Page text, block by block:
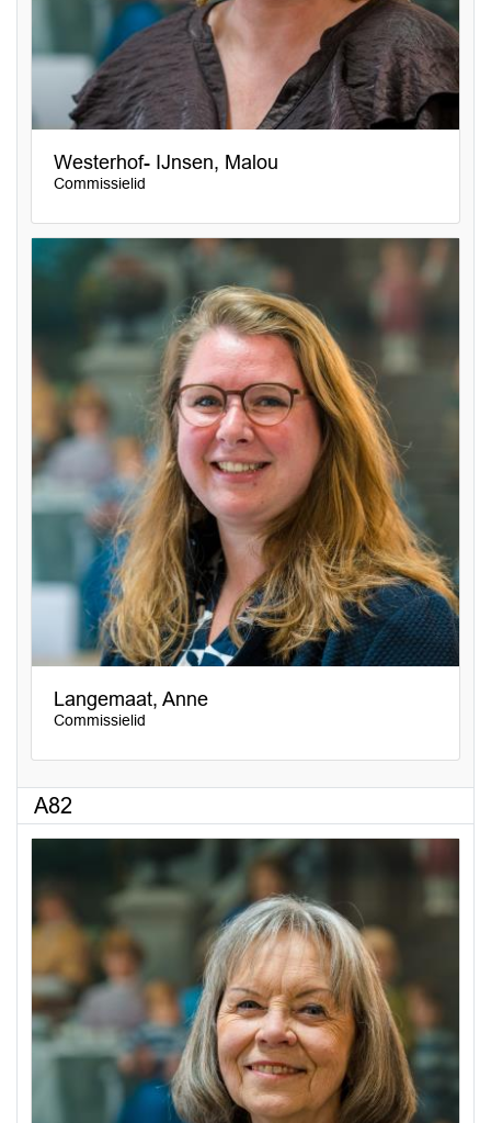
Westerhof- IJnsen, Malou
Commissielid
Langemaat, Anne
Commissielid
A82